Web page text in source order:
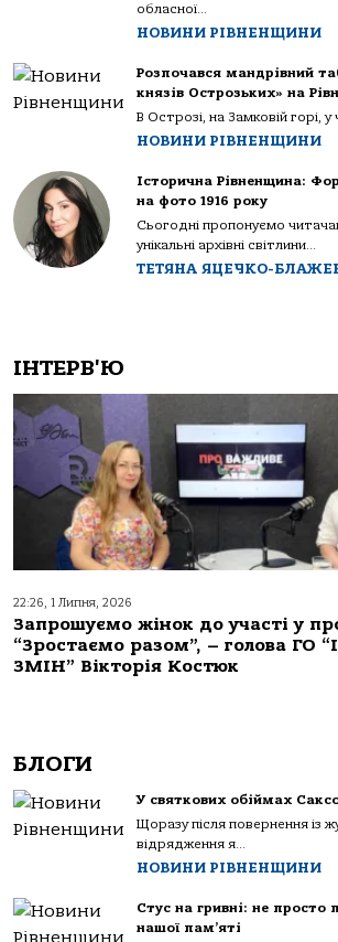
обласної...
НОВИНИ РІВНЕНЩИНИ
Розпочався мандрівний
князів Острозьких» на
В Острозі, на Замковій горі, у
НОВИНИ РІВНЕНЩИНИ
Історична Рівненщина:
на фото 1916 року
Сьогодні пропонуємо
унікальні архівні світлини...
ТЕТЯНА ЯЦЕЧКО-
ІНТЕРВ'Ю
22:26, 1 Липня, 2026
Запрошуємо жінок до участі у
“Зростаємо разом”, – голова ГО
ЗМІН” Вікторія Костюк
БЛОГИ
У святкових обіймах
Щоразу після повернення із
відрядження я...
НОВИНИ РІВНЕНЩИНИ
Стус на гривні: не просто
нашої пам’яті